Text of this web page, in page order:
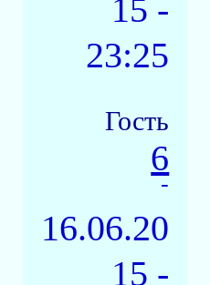
15 -
23:25
Гость
6
-
16.06.20
15 -